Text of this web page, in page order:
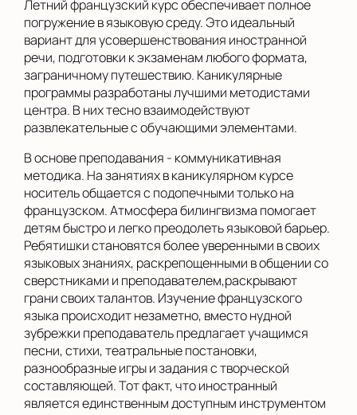
Летний французский курс обеспечивает полное
погружение в языковую среду. Это идеальный
вариант для усовершенствования иностранной
речи, подготовки к экзаменам любого формата,
заграничному путешествию. Каникулярные
программы разработаны лучшими методистами
центра. В них тесно взаимодействуют
развлекательные с обучающими элементами.
В основе преподавания - коммуникативная
методика. На занятиях в каникулярном курсе
носитель общается с подопечными только на
французском. Атмосфера билингвизма помогает
детям быстро и легко преодолеть языковой барьер.
Ребятишки становятся более уверенными в своих
языковых знаниях, раскрепощенными в общении со
сверстниками и преподавателем,раскрывают
грани своих талантов. Изучение французского
языка происходит незаметно, вместо нудной
зубрежки преподаватель предлагает учащимся
песни, стихи, театральные постановки,
разнообразные игры и задания с творческой
составляющей. Тот факт, что иностранный
является единственным доступным инструментом